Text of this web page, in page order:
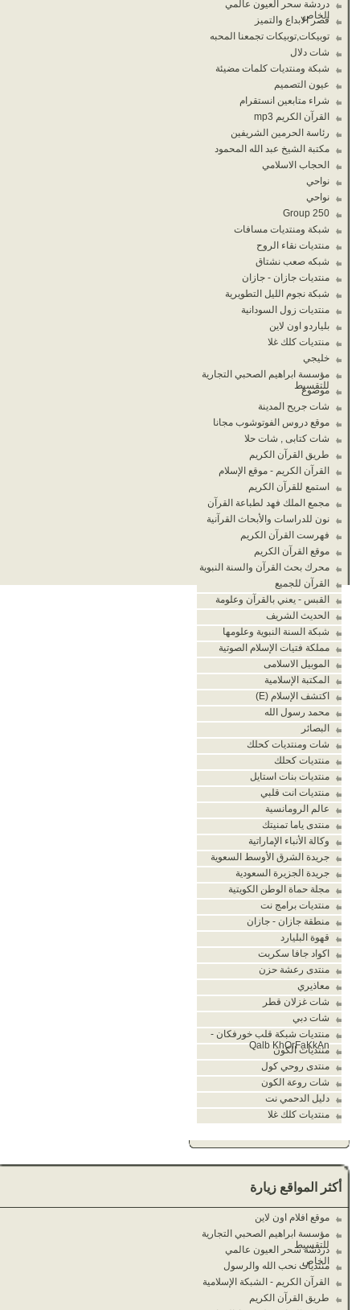
دردشة سحر العيون عالمي
الخاص
قصر الابداع والتميز
توبيكات,توبيكات تجمعنا المحبه
شات دلال
شبكة ومنتديات كلمات مضيئة
عيون التصميم
شراء متابعين انستقرام
القرآن الكريم mp3
رئاسة الحرمين الشريفين
مكتبة الشيخ عبد الله المحمود
الحجاب الاسلامي
نواحي
نواحي
Group 250
شبكة ومنتديات مسافات
منتديات نقاء الروح
شبكه صعب نشتاق
منتديات جازان - جازان
شبكة نجوم الليل التطويرية
منتديات زول السودانية
بلياردو اون لاين
منتديات كلك غلا
خليجي
مؤسسة ابراهيم الصحبي التجارية
للتقسيط
موضوع
شات جريح المدينة
موقع دروس الفوتوشوب مجانا
شات كتابى , شات حلا
طريق القرآن الكريم
القرآن الكريم - موقع الإسلام
استمع للقرآن الكريم
مجمع الملك فهد لطباعة القرآن
نون للدراسات والأبحاث القرآنية
فهرست القرآن الكريم
موقع القرآن الكريم
محرك بحث القرآن والسنة النبوية
القرآن للجميع
القبس - يعني بالقرآن وعلومة
الحديث الشريف
شبكة السنة النبوية وعلومها
مملكة فتيات الإسلام الصوتية
الموبيل الاسلامى
المكتبة الإسلامية
اكتشف الإسلام (E)
محمد رسول الله
البصائر
شات ومنتديات كحلك
منتديات كحلك
منتديات بنات استايل
منتديات انت قلبي
عالم الرومانسية
منتدى ياما تمنيتك
وكالة الأنباء الإماراتية
جريدة الشرق الأوسط السعوية
جريدة الجزيرة السعودية
مجلة حماة الوطن الكويتية
منتديات برامج نت
منطقة جازان - جازان
قهوة البليارد
اكواد جافا سكربت
منتدى رعشة حزن
معاذيري
شات غزلان قطر
شات دبي
منتديات شبكة قلب خورفكان -
Qalb KhOrFaKkAn
منتديات الكون
منتدى روحي كول
شات روعة الكون
دليل الدحمي نت
منتديات كلك غلا
أكثر المواقع زيارة
موقع افلام اون لاين
مؤسسة ابراهيم الصحبي التجارية
للتقسيط
دردشة سحر العيون عالمي
الخاص
منتديات نحب الله والرسول
القرآن الكريم - الشبكة الإسلامية
طريق القرآن الكريم